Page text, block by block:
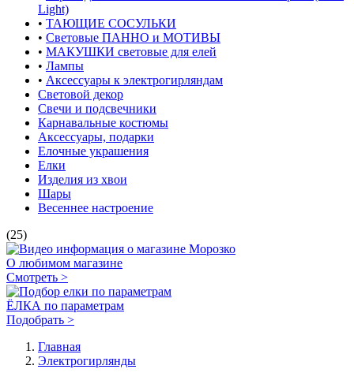
Light)
• ТАЮЩИЕ СОСУЛЬКИ
• Световые ПАННО и МОТИВЫ
• МАКУШКИ световые для елей
• Лампы
• Аксессуары к электрогирляндам
Световой декор
Свечи и подсвечники
Карнавальные костюмы
Аксессуары, подарки
Елочные украшения
Елки
Изделия из хвои
Шары
Весеннее настроение
(25)
О любимом магазине
Смотреть >
ЁЛКА по параметрам
Подобрать >
Главная
Электро­гирлянды